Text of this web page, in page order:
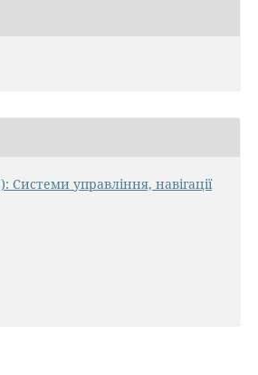
Системи управління, навігації